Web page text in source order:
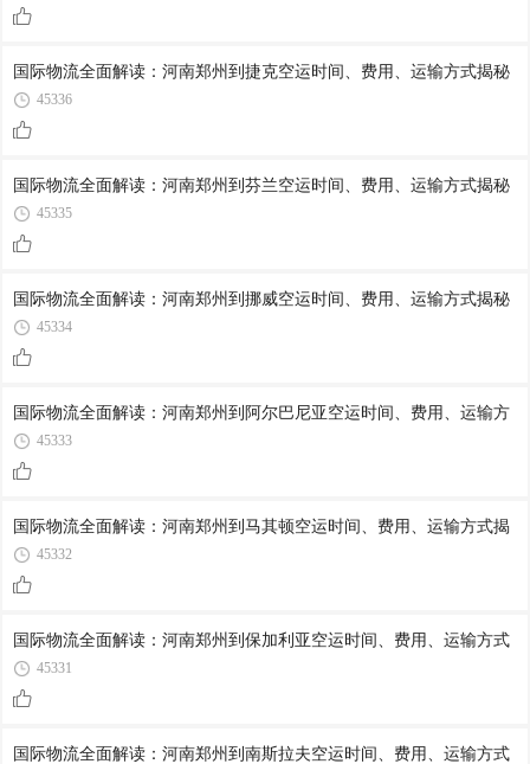
国际物流全面解读：河南郑州到捷克空运时间、费用、运输方式揭秘
45336
国际物流全面解读：河南郑州到芬兰空运时间、费用、运输方式揭秘
45335
国际物流全面解读：河南郑州到挪威空运时间、费用、运输方式揭秘
45334
国际物流全面解读：河南郑州到阿尔巴尼亚空运时间、费用、运输方
45333
国际物流全面解读：河南郑州到马其顿空运时间、费用、运输方式揭
45332
国际物流全面解读：河南郑州到保加利亚空运时间、费用、运输方式
45331
国际物流全面解读：河南郑州到南斯拉夫空运时间、费用、运输方式